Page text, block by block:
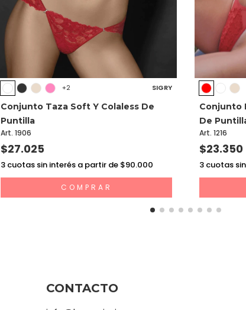
+2 SIGRY
Conjunto Taza Soft Y Colaless De
Puntilla
Art. 1906
$27.025
3 cuotas sin interés a partir de $90.000
COMPRAR
Conjunto
De
Art. 1216
$23.350
3 cuotas
CONTACTO